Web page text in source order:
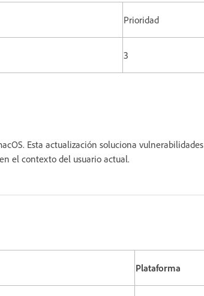
Prioridad
3
Esta actualización soluciona vulnerabilidades
el contexto del usuario actual.
Plataforma